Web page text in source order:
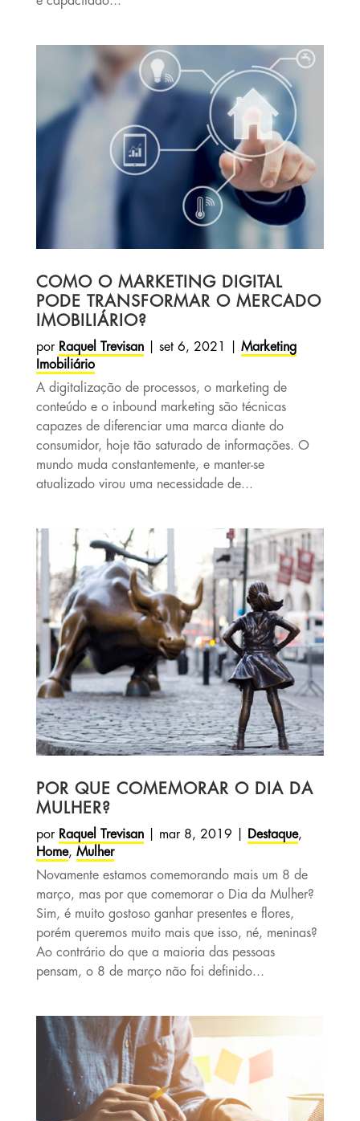
COMO O MARKETING DIGITAL
PODE TRANSFORMAR O MERCADO
IMOBILIÁRIO?
por Raquel Trevisan| set 6, 2021
Marketing
Imobiliário
A digitalização de processos, o marketing de
conteúdo e o inbound marketing são técnicas
capazes de diferenciar uma marca diante do
consumidor, hoje tão saturado de informações. O
mundo muda constantemente, e manter-se
atualizado virou uma necessidade de...
POR QUE COMEMORAR O DIA DA
MULHER?
por Raquel Trevisan| mar 8, 2019 Destaque,
Home, Mulher
Novamente estamos comemorando mais um 8 de
março, mas por que comemorar o Dia da Mulher?
Sim, é muito gostoso ganhar presentes e flores,
porém queremos muito mais que isso, né, meninas?
Ao contrário do que a maioria das pessoas
pensam, o 8 de março não foi definido...